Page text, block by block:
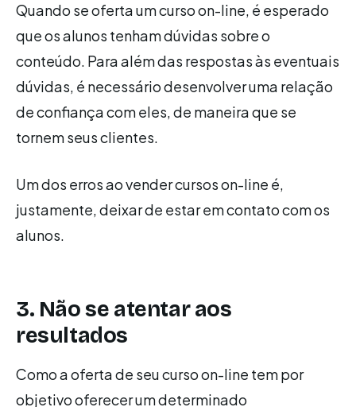
Quando se oferta um curso on-line, é esperado
que os alunos tenham dúvidas sobre o
conteúdo. Para além das respostas às eventuais
dúvidas, é necessário desenvolver uma relação
de confiança com eles, de maneira que se
tornem seus clientes.
Um dos erros ao vender cursos on-line é,
justamente, deixar de estar em contato com os
alunos.
3. Não se atentar aos
resultados
Como a oferta de seu curso on-line tem por
objetivo oferecer um determinado